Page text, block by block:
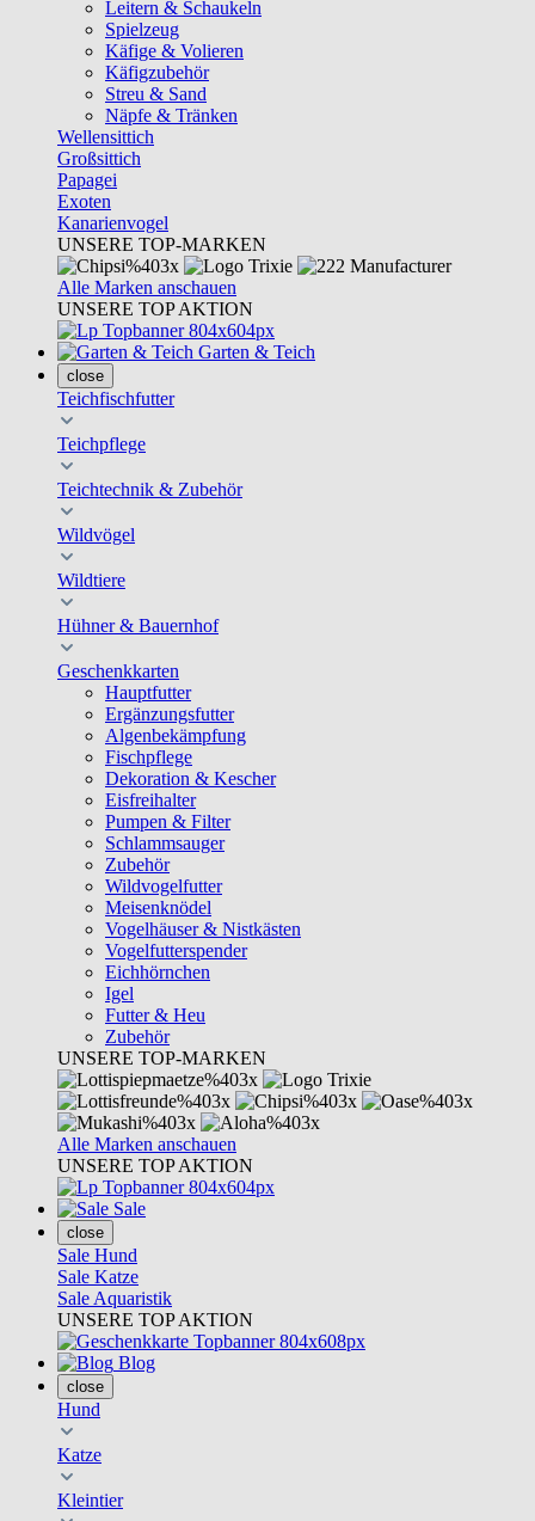
Leitern & Schaukeln
Spielzeug
Käfige & Volieren
Käfigzubehör
Streu & Sand
Näpfe & Tränken
Wellensittich
Großsittich
Papagei
Exoten
Kanarienvogel
UNSERE TOP-MARKEN
Alle Marken anschauen
UNSERE TOP AKTION
Garten & Teich
close
Teichfischfutter
Teichpflege
Teichtechnik & Zubehör
Wildvögel
Wildtiere
Hühner & Bauernhof
Geschenkkarten
Hauptfutter
Ergänzungsfutter
Algenbekämpfung
Fischpflege
Dekoration & Kescher
Eisfreihalter
Pumpen & Filter
Schlammsauger
Zubehör
Wildvogelfutter
Meisenknödel
Vogelhäuser & Nistkästen
Vogelfutterspender
Eichhörnchen
Igel
Futter & Heu
Zubehör
UNSERE TOP-MARKEN
Alle Marken anschauen
UNSERE TOP AKTION
Sale
close
Sale Hund
Sale Katze
Sale Aquaristik
UNSERE TOP AKTION
Blog
close
Hund
Katze
Kleintier